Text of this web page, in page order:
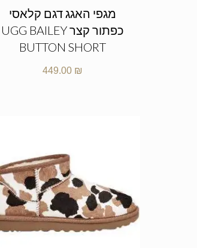
מגפי האגג דגם קלאסי
כפתור קצר UGG BAILEY
BUTTON SHORT
449.00 ₪